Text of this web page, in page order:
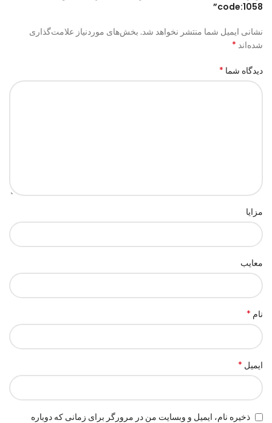
code:1058”
نشانی ایمیل شما منتشر نخواهد شد. بخش‌های موردنیاز علامت‌گذاری
شده‌اند *
دیدگاه شما *
مزایا
معایب
نام *
ایمیل *
ذخیره نام، ایمیل و وبسایت من در مرورگر برای زمانی که دوباره